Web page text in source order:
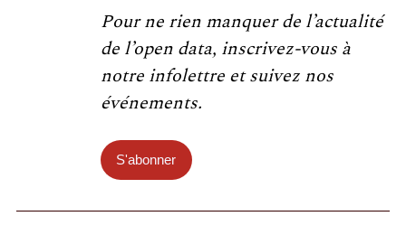
Pour ne rien manquer de l’actualité
de l’open data, inscrivez-vous à
notre infolettre et suivez nos
événements.
S'abonner